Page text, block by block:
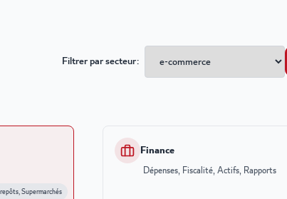
Filtrer par secteur:
Supermarchés
Finance
Dépenses, Fiscalité, Actifs, Rapports